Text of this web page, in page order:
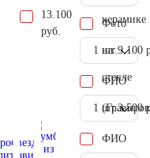
13.100
руб.
керамике
Фото
на
стекле
1 шт. 9.100
ФИО
1 шт.3.500
ФИО